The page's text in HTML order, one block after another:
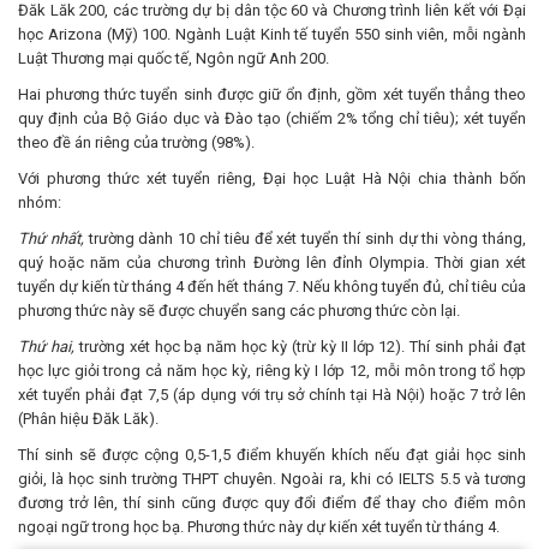
Đăk Lăk 200, các trường dự bị dân tộc 60 và Chương trình liên kết với Đại
học Arizona (Mỹ) 100. Ngành Luật Kinh tế tuyển 550 sinh viên, mỗi ngành
Luật Thương mại quốc tế, Ngôn ngữ Anh 200.
Hai phương thức tuyển sinh được giữ ổn định, gồm xét tuyển thẳng theo
quy định của Bộ Giáo dục và Đào tạo (chiếm 2% tổng chỉ tiêu); xét tuyển
theo đề án riêng của trường (98%).
Với phương thức xét tuyển riêng, Đại học Luật Hà Nội chia thành bốn
nhóm:
Thứ nhất, trường dành 10 chỉ tiêu để xét tuyển thí sinh dự thi vòng tháng,
quý hoặc năm của chương trình Đường lên đỉnh Olympia. Thời gian xét
tuyển dự kiến từ tháng 4 đến hết tháng 7. Nếu không tuyển đủ, chỉ tiêu của
phương thức này sẽ được chuyển sang các phương thức còn lại.
Thứ hai, trường xét học bạ năm học kỳ (trừ kỳ II lớp 12). Thí sinh phải đạt
học lực giỏi trong cả năm học kỳ, riêng kỳ I lớp 12, mỗi môn trong tổ hợp
xét tuyển phải đạt 7,5 (áp dụng với trụ sở chính tại Hà Nội) hoặc 7 trở lên
(Phân hiệu Đăk Lăk).
Thí sinh sẽ được cộng 0,5-1,5 điểm khuyến khích nếu đạt giải học sinh
giỏi, là học sinh trường THPT chuyên. Ngoài ra, khi có IELTS 5.5 và tương
đương trở lên, thí sinh cũng được quy đổi điểm để thay cho điểm môn
ngoại ngữ trong học bạ. Phương thức này dự kiến xét tuyển từ tháng 4.